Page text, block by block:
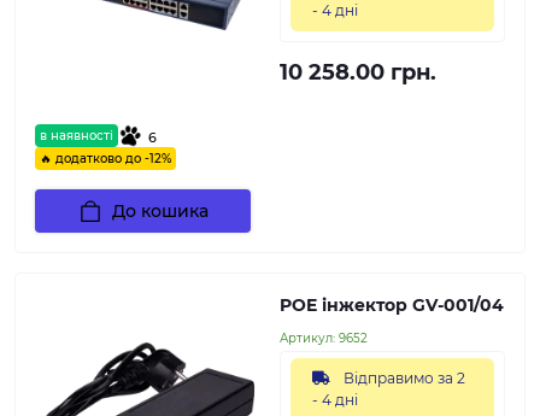
в наявності 6
🔥 додатково до -12%
- 4 дні
10 258.00 грн.
До кошика
POE інжектор GV-001/04
Артикул: 9652
Відправимо за 2
- 4 дні